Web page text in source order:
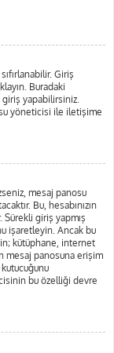
Giriş
Buradaki
giriş yapabilirsiniz.
yöneticisi ile iletişime
mesaj panosu
Bu, hesabınızın
Sürekli giriş yapmış
işaretleyin. Ancak bu
kütüphane, internet
mesaj panosuna erişim
kutucuğunu
bu özelliği devre